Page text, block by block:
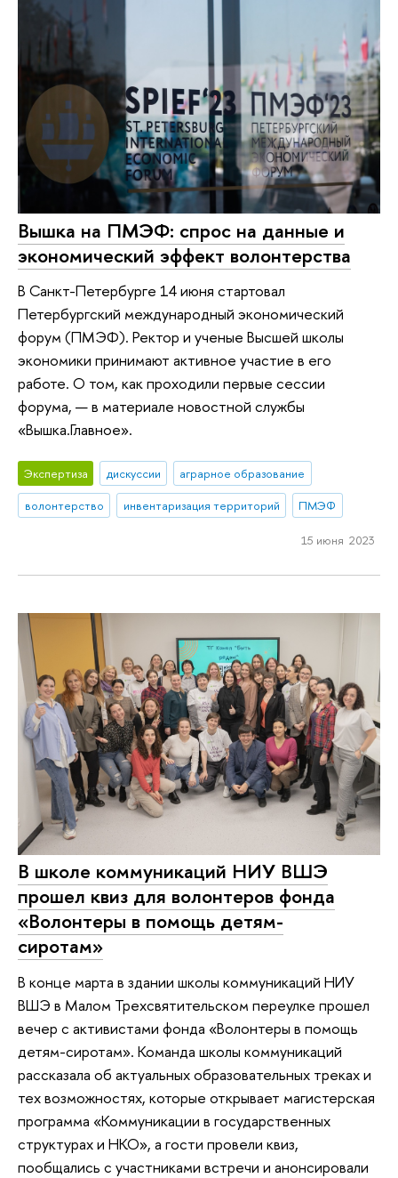
Вышка на ПМЭФ: спрос на данные и
экономический эффект волонтерства
В Санкт-Петербурге 14 июня стартовал
Петербургский международный экономический
форум (ПМЭФ). Ректор и ученые Высшей школы
экономики принимают активное участие в его
работе. О том, как проходили первые сессии
форума, — в материале новостной службы
«Вышка.Главное».
Экспертиза дискуссии
аграрное образование
волонтерство
инвентаризация территорий ПМЭФ
15 июня 2023
В школе коммуникаций НИУ ВШЭ
прошел квиз для волонтеров фонда
«Волонтеры в помощь детям-
сиротам»
В конце марта в здании школы коммуникаций НИУ
ВШЭ в Малом Трехсвятительском переулке прошел
вечер с активистами фонда «Волонтеры в помощь
детям-сиротам». Команда школы коммуникаций
рассказала об актуальных образовательных треках и
тех возможностях, которые открывает магистерская
программа «Коммуникации в государственных
структурах и НКО», а гости провели квиз,
пообщались с участниками встречи и анонсировали